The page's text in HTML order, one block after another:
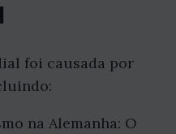
foi causada por
na Alemanha: O